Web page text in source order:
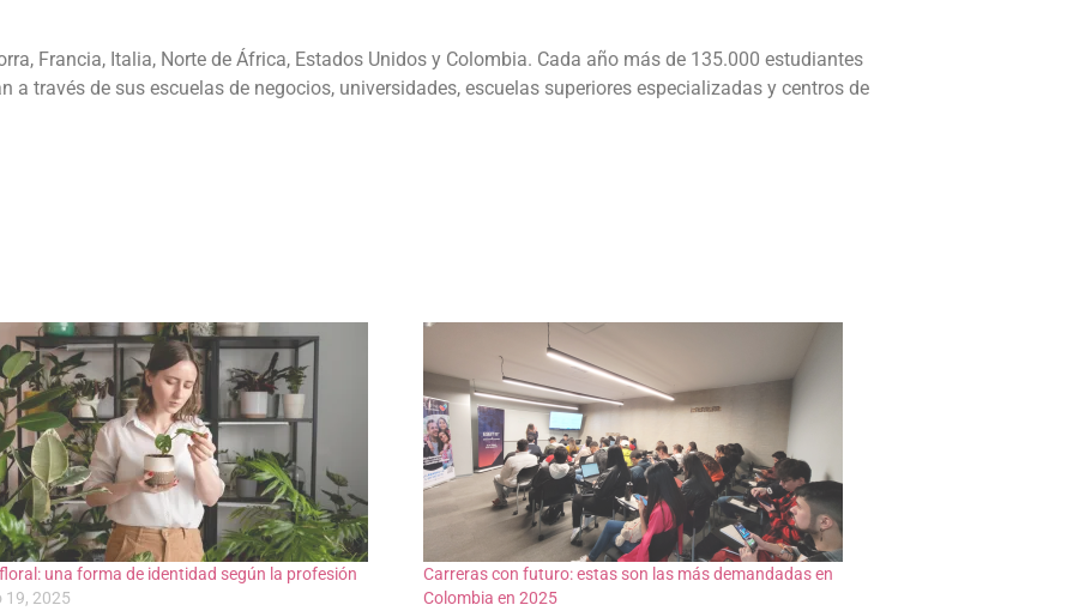
Francia, Italia, Norte de África, Estados Unidos y Colombia. Cada año más de 135.000 estudiantes
través de sus escuelas de negocios, universidades, escuelas superiores especializadas y centros de
una forma de identidad según la profesión
19, 2025
Carreras con futuro: estas son las más demandadas en
Colombia en 2025